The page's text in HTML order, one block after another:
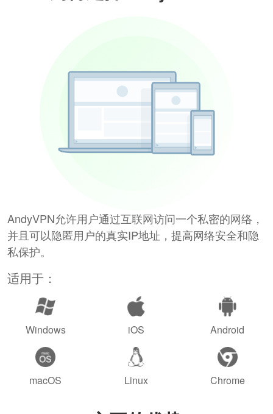
AndyVPN允许用户通过互联网访问一个私密的网络，
并且可以隐匿用户的真实IP地址，提高网络安全和隐
私保护。
适用于：
Windows iOS Android
macOS Linux Chrome